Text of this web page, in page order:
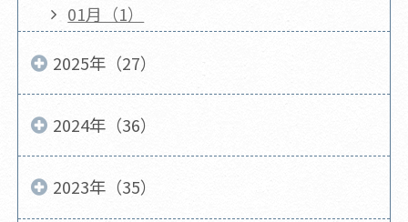
01月（1）
2025年（27）
2024年（36）
2023年（35）